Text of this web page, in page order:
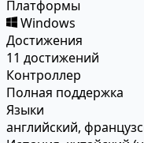
Платформы
Windows
Достижения
11 достижений
Контроллер
Полная поддержка
Языки
английский,